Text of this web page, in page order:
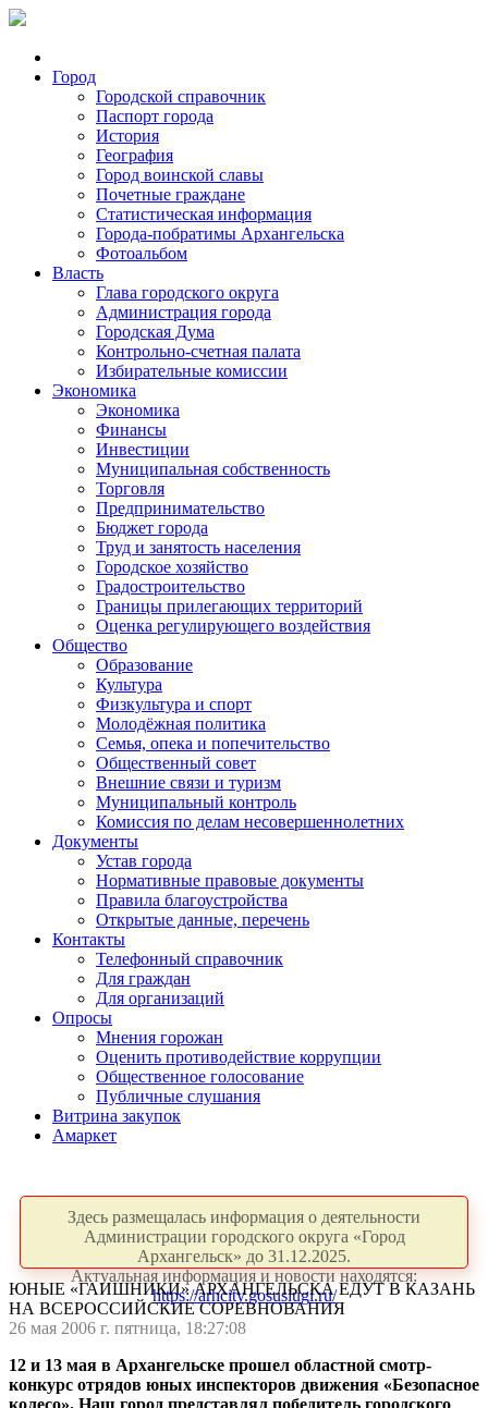
Город
Городской справочник
Паспорт города
История
География
Город воинской славы
Почетные граждане
Статистическая информация
Города-побратимы Архангельска
Фотоальбом
Власть
Глава городского округа
Администрация города
Городская Дума
Контрольно-счетная палата
Избирательные комиссии
Экономика
Экономика
Финансы
Инвестиции
Муниципальная собственность
Торговля
Предпринимательство
Бюджет города
Труд и занятость населения
Городское хозяйство
Градостроительство
Границы прилегающих территорий
Оценка регулирующего воздействия
Общество
Образование
Культура
Физкультура и спорт
Молодёжная политика
Семья, опека и попечительство
Общественный совет
Внешние связи и туризм
Муниципальный контроль
Комиссия по делам несовершеннолетних
Документы
Устав города
Нормативные правовые документы
Правила благоустройства
Открытые данные, перечень
Контакты
Телефонный справочник
Для граждан
Для организаций
Опросы
Мнения горожан
Оценить противодействие коррупции
Общественное голосование
Публичные слушания
Витрина закупок
Амаркет
Здесь размещалась информация о деятельности
Администрации городского округа «Город
Архангельск» до 31.12.2025.
Актуальная информация и новости находятся:
https://arhcity.gosuslugi.ru/
ЮНЫЕ «ГАИШНИКИ» АРХАНГЕЛЬСКА ЕДУТ В КАЗАНЬ
НА ВСЕРОССИЙСКИЕ СОРЕВНОВАНИЯ
26 мая 2006 г. пятница, 18:27:08
12 и 13 мая в Архангельске прошел областной смотр-
конкурс отрядов юных инспекторов движения «Безопасное
колесо». Наш город представлял победитель городского